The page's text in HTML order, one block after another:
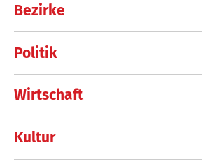
Bezirke
Politik
Wirtschaft
Kultur